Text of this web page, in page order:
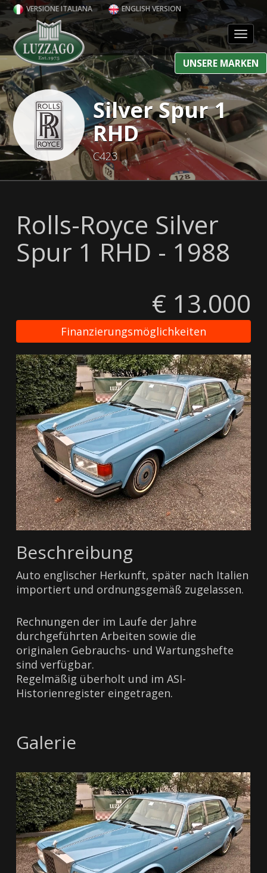
VERSIONE ITALIANA ENGLISH VERSION
UNSERE MARKEN
Silver Spur 1
RHD
C423
Rolls-Royce Silver
Spur 1 RHD - 1988
€ 13.000
Finanzierungsmöglichkeiten
Beschreibung
Auto englischer Herkunft, später nach Italien
importiert und ordnungsgemäß zugelassen.
Rechnungen der im Laufe der Jahre
durchgeführten Arbeiten sowie die
originalen Gebrauchs- und Wartungshefte
sind verfügbar.
Regelmäßig überholt und im ASI-
Historienregister eingetragen.
Galerie